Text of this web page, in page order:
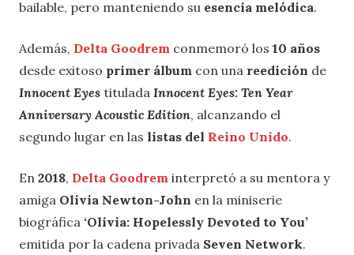
bailable, pero manteniendo su esencia melódica.
Además, Delta Goodrem conmemoró los 10 años
desde exitoso primer álbum con una reedición de
Innocent Eyes titulada Innocent Eyes: Ten Year
Anniversary Acoustic Edition, alcanzando el
segundo lugar en las listas del Reino Unido.
En 2018, Delta Goodrem interpretó a su mentora y
amiga Olivia Newton-John en la miniserie
biográfica ‘Olivia: Hopelessly Devoted to You’
emitida por la cadena privada Seven Network.